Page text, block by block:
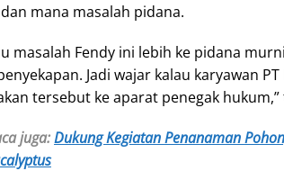
mana masalah pidana.
masalah Fendy ini lebih ke pidana
Jadi wajar kalau karyawan
tersebut ke aparat penegak
juga:Dukung Kegiatan Penanaman